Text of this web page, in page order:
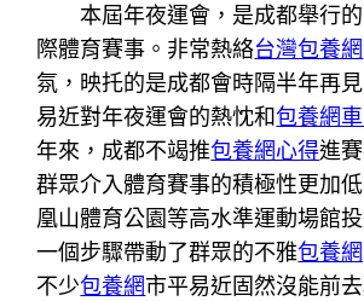
本屆年夜運會，是成都舉行
際體育賽事。非常熱絡台灣包養網
氛，映托的是成都會時隔半年再
易近對年夜運會的熱忱和包養網
年來，成都不竭推包養網心得進
群眾介入體育賽事的積極性更加
凰山體育公園等高水準運動場館
一個步驟帶動了群眾的不雅包養
不少包養網市平易近固然沒能前